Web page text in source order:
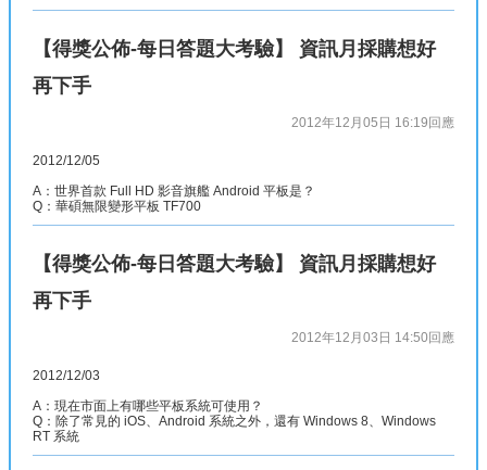
【得獎公佈-每日答題大考驗】 資訊月採購想好
再下手
2012年12月05日 16:19 回應
2012/12/05
A：世界首款 Full HD 影音旗艦 Android 平板是？
Q：華碩無限變形平板 TF700
【得獎公佈-每日答題大考驗】 資訊月採購想好
再下手
2012年12月03日 14:50 回應
2012/12/03
A：現在市面上有哪些平板系統可使用？
Q：除了常見的 iOS、Android 系統之外，還有 Windows 8、Windows
RT 系統